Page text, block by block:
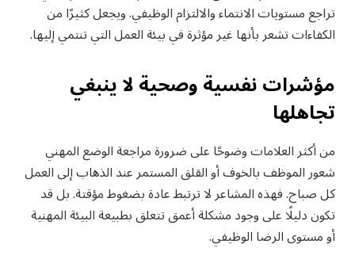
تراجع مستويات الانتماء والالتزام الوظيفي. ويجعل كثيرًا من
الكفاءات تشعر بأنها غير مؤثرة في بيئة العمل التي تنتمي إليها.
مؤشرات نفسية وصحية لا ينبغي
تجاهلها
من أكثر العلامات وضوحًا على ضرورة مراجعة الوضع المهني
شعور الموظف بالخوف أو القلق المستمر عند الذهاب إلى العمل
كل صباح. فهذه المشاعر لا ترتبط عادة بضغوط مؤقتة. بل قد
تكون دليلًا على وجود مشكلة أعمق تتعلق بطبيعة البيئة المهنية
أو مستوى الرضا الوظيفي.